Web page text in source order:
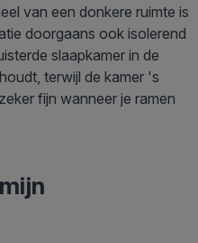
van een donkere ruimte is
doorgaans ook isolerend
slaapkamer in de
terwijl de kamer 's
fijn wanneer je ramen